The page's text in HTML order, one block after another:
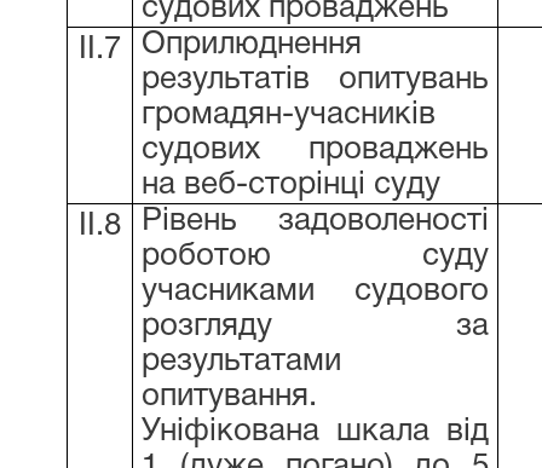
судових проваджень
ІІ.7
Оприлюднення
результатів опитувань
громадян-учасників
судових проваджень
на веб-сторінці суду
ІІ.8
Рівень задоволеності
роботою суду
учасниками судового
розгляду за
результатами
опитування.
Уніфікована шкала від